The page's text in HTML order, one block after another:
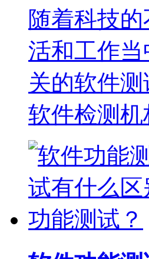
随着科技
活和工作
关的软件
软件检测